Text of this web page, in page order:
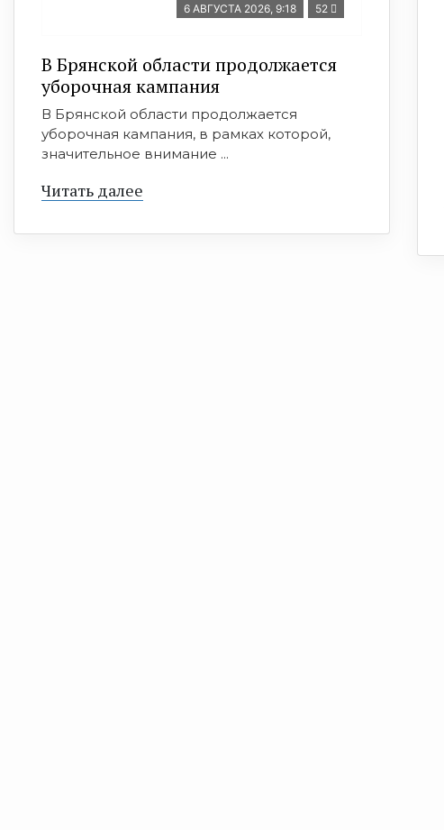
6 АВГУСТА 2026, 9:18 52
В Брянской области продолжается
уборочная кампания
В Брянской области продолжается
уборочная кампания, в рамках которой,
значительное внимание ...
Читать далее